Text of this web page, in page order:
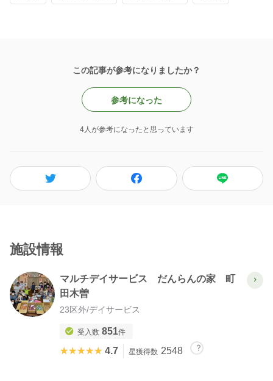
この記事が参考になりましたか？
参考になった
4人が参考になったと思っています
施設情報
マルチデイサービス だんらんの家 町
田木曽
23区外/デイサービス
受入数 851件
★★★★★
★★★★★ 4.7 星獲得数 2548